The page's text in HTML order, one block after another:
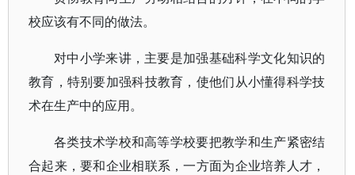
校应该有不同的做法。
对中小学来讲，主要是加强基础科学文化知识的
教育，特别要加强科技教育，使他们从小懂得科学技
术在生产中的应用。
各类技术学校和高等学校要把教学和生产紧密结
合起来，要和企业相联系，一方面为企业培养人才，